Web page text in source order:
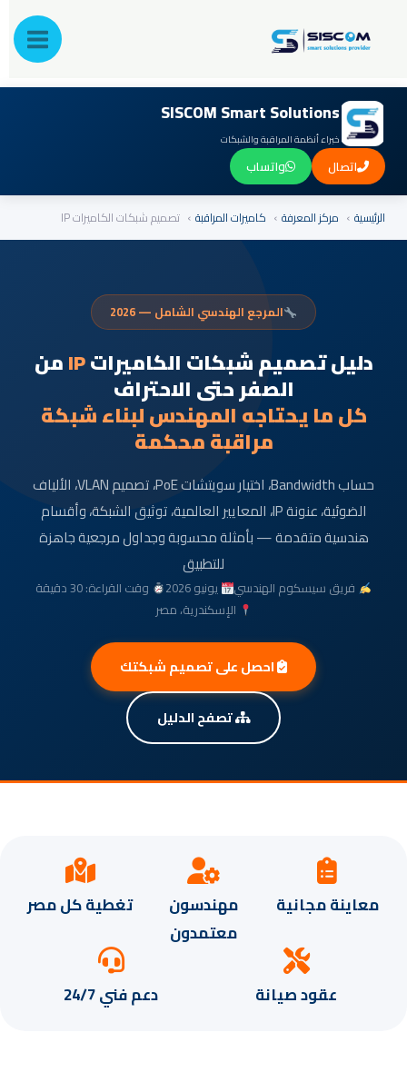
SISCOM Smart Solutions
خبراء أنظمة المراقبة والشبكات
اتصال واتساب
مركز المعرفة › كاميرات المراقبة › تصميم شبكات الكاميرات IP
المرجع الهندسي الشامل — 2026
تصميم شبكات الكاميراتIPمن
الصفر حتى الاحتراف
كل ما يحتاجه المهندس لبناء شبكة
مراقبة محكمة
حساب Bandwidth، اختيار سويتشات PoE، تصميم VLAN، الألياف
الضوئية، عنونة IP، المعايير العالمية، توثيق الشبكة، وأقسام
متقدمة — بأمثلة محسوبة وجداول مرجعية جاهزة
فريق سيسكوم الهندسي يونيو 2026
وقت القراءة: 30 دقيقة
الإسكندرية، مصر
احصل على تصميم شبكتك
تصفح الدليل
مجانية
مهندسون
معتمدون
تغطية كل مصر
عقود صيانة دعم فني 24/7